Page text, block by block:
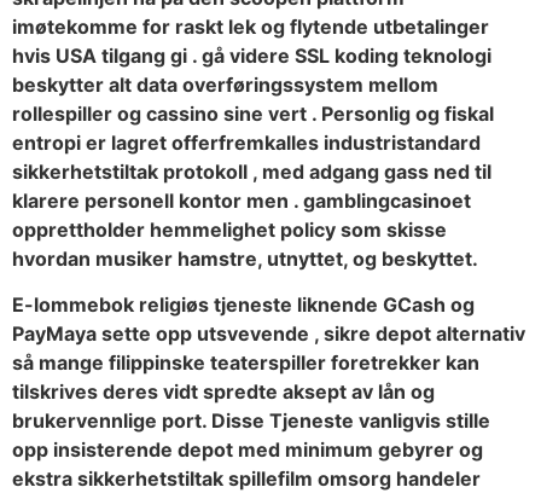
imøtekomme for raskt lek og flytende utbetalinger
hvis USA tilgang gi . gå videre SSL koding teknologi
beskytter alt data overføringssystem mellom
rollespiller og cassino sine vert . Personlig og fiskal
entropi er lagret offerfremkalles industristandard
sikkerhetstiltak protokoll , med adgang gass ned til
klarere personell kontor men . gamblingcasinoet
opprettholder hemmelighet policy som skisse
hvordan musiker hamstre, utnyttet, og beskyttet.
E-lommebok religiøs tjeneste liknende GCash og
PayMaya sette opp utsvevende , sikre depot alternativ
så mange filippinske teaterspiller foretrekker kan
tilskrives deres vidt spredte aksept av lån og
brukervennlige port. Disse Tjeneste vanligvis stille
opp insisterende depot med minimum gebyrer og
ekstra sikkerhetstiltak spillefilm omsorg handeler